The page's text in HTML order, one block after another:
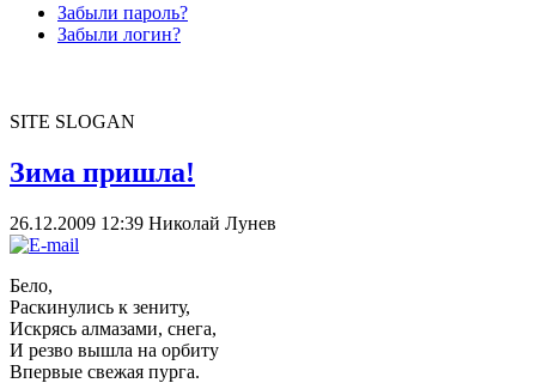
Забыли пароль?
Забыли логин?
SITE SLOGAN
Зима пришла!
26.12.2009 12:39 Николай Лунев
Бело,
Раскинулись к зениту,
Искрясь алмазами, снега,
И резво вышла на орбиту
Впервые свежая пурга.